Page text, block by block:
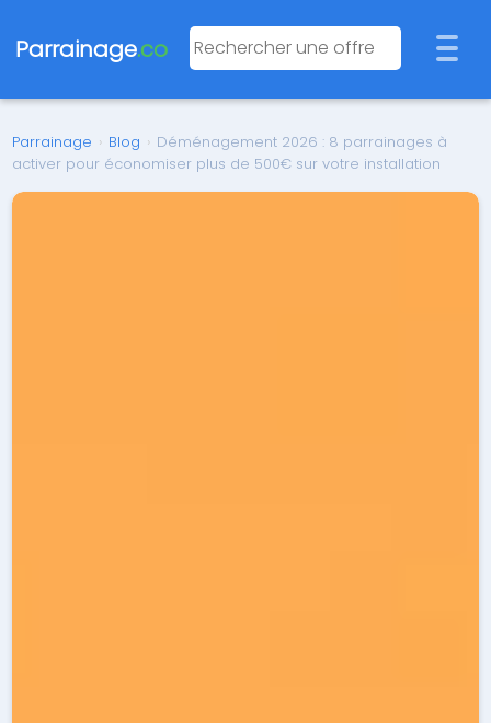
Parrainage.co
Parrainage › Blog › Déménagement 2026 : 8 parrainages à
activer pour économiser plus de 500€ sur votre installation